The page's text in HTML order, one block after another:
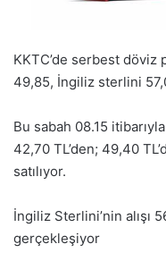
KKTC’de serbest döviz
49,85, İngiliz sterlini
Bu sabah 08.15
42,70 TL’den; 49,40
satılıyor.
İngiliz Sterlini’nin alışı
gerçekleşiyor